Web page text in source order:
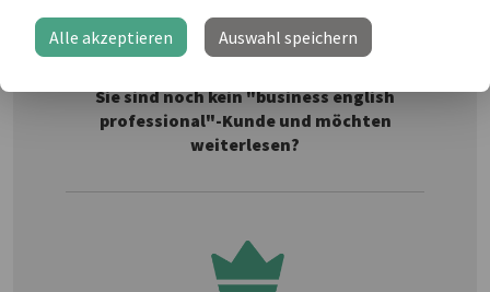
Alle akzeptieren Auswahl speichern
Sie sind noch kein "business english
professional"-Kunde und möchten
weiterlesen?